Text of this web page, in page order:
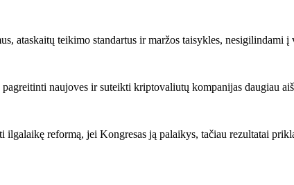
ataskaitų teikimo standartus ir maržos taisykles, nesigilindami į
pagreitinti naujoves ir suteikti kriptovaliutų kompanijas daugiau
ilgalaikę reformą, jei Kongresas ją palaikys, tačiau rezultatai